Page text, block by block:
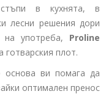
в кухнята, в
лесни решения дори
на употреба, Proline
готварския плот.
основа ви помага да
оптимален пренос